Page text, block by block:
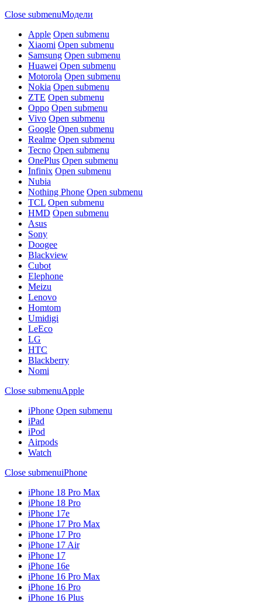
Close submenuМодели
Apple Open submenu
Xiaomi Open submenu
Samsung Open submenu
Huawei Open submenu
Motorola Open submenu
Nokia Open submenu
ZTE Open submenu
Oppo Open submenu
Vivo Open submenu
Google Open submenu
Realme Open submenu
Tecno Open submenu
OnePlus Open submenu
Infinix Open submenu
Nubia
Nothing Phone Open submenu
TCL Open submenu
HMD Open submenu
Asus
Sony
Doogee
Blackview
Cubot
Elephone
Meizu
Lenovo
Homtom
Umidigi
LeEco
LG
HTC
Blackberry
Nomi
Close submenuApple
iPhone Open submenu
iPad
iPod
Airpods
Watch
Close submenuiPhone
iPhone 18 Pro Max
iPhone 18 Pro
iPhone 17e
iPhone 17 Pro Max
iPhone 17 Pro
iPhone 17 Air
iPhone 17
iPhone 16e
iPhone 16 Pro Max
iPhone 16 Pro
iPhone 16 Plus